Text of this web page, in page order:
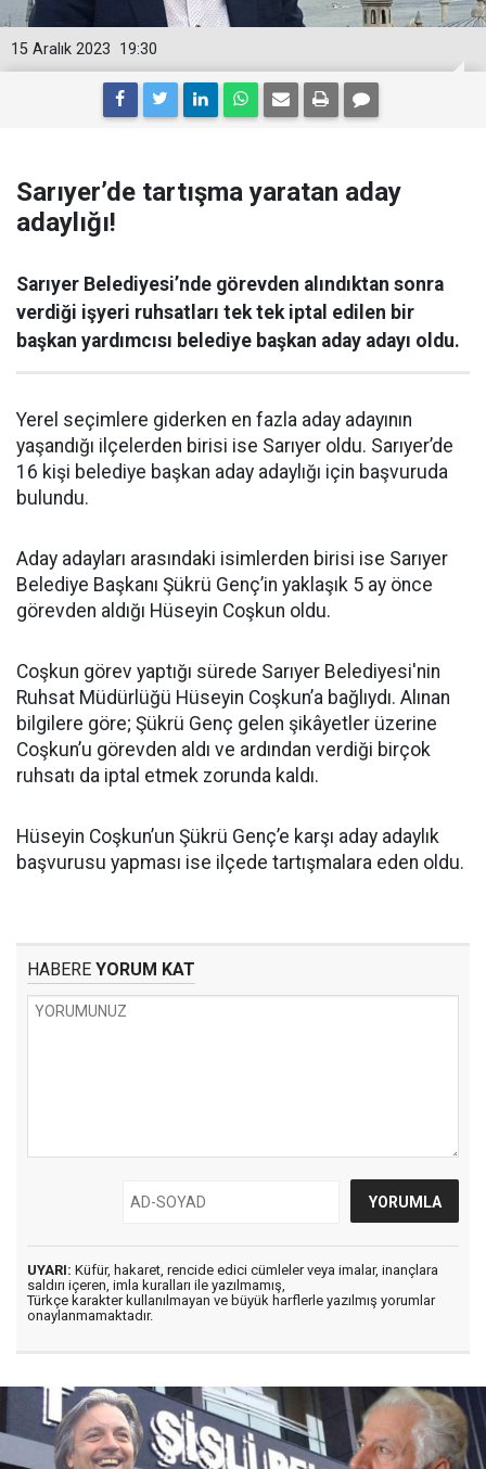
19:30
15 Aralık 2023
Sarıyer’de tartışma yaratan aday
adaylığı!
Sarıyer Belediyesi’nde görevden alındıktan sonra
verdiği işyeri ruhsatları tek tek iptal edilen bir
başkan yardımcısı belediye başkan aday adayı oldu.
Yerel seçimlere giderken en fazla aday adayının
yaşandığı ilçelerden birisi ise Sarıyer oldu. Sarıyer’de
16 kişi belediye başkan aday adaylığı için başvuruda
bulundu.
Aday adayları arasındaki isimlerden birisi ise Sarıyer
Belediye Başkanı Şükrü Genç’in yaklaşık 5 ay önce
görevden aldığı Hüseyin Coşkun oldu.
Coşkun görev yaptığı sürede Sarıyer Belediyesi'nin
Ruhsat Müdürlüğü Hüseyin Coşkun’a bağlıydı. Alınan
bilgilere göre; Şükrü Genç gelen şikâyetler üzerine
Coşkun’u görevden aldı ve ardından verdiği birçok
ruhsatı da iptal etmek zorunda kaldı.
Hüseyin Coşkun’un Şükrü Genç’e karşı aday adaylık
başvurusu yapması ise ilçede tartışmalara eden oldu.
HABERE YORUM KAT
UYARI: Küfür, hakaret, rencide edici cümleler veya imalar, inançlara
saldırı içeren, imla kuralları ile yazılmamış,
Türkçe karakter kullanılmayan ve büyük harflerle yazılmış yorumlar
onaylanmamaktadır.